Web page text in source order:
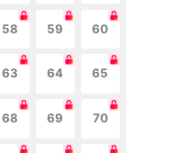
58 59 60
63 64 65
68 69 70